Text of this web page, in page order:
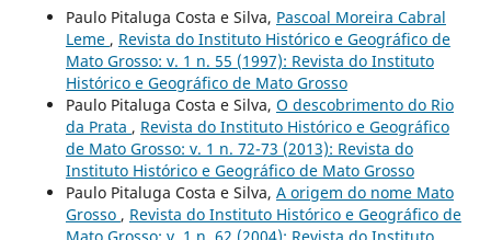
Paulo Pitaluga Costa e Silva, Pascoal Moreira Cabral
Leme , Revista do Instituto Histórico e Geográfico de
Mato Grosso: v. 1 n. 55 (1997): Revista do Instituto
Histórico e Geográfico de Mato Grosso
Paulo Pitaluga Costa e Silva, O descobrimento do Rio
da Prata , Revista do Instituto Histórico e Geográfico
de Mato Grosso: v. 1 n. 72-73 (2013): Revista do
Instituto Histórico e Geográfico de Mato Grosso
Paulo Pitaluga Costa e Silva, A origem do nome Mato
Grosso , Revista do Instituto Histórico e Geográfico de